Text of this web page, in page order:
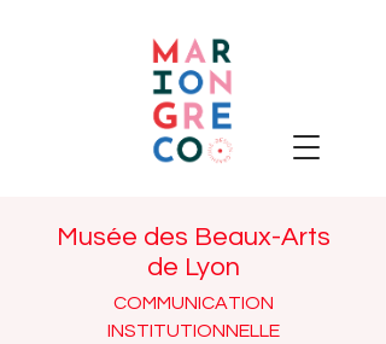
Musée des Beaux-Arts
de Lyon
COMMUNICATION
INSTITUTIONNELLE